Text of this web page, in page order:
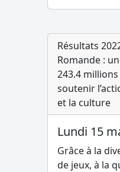
Résultats
Romande :
243.4
soutenir
et la culture
Lundi 15
Grâce à la
de jeux, à la